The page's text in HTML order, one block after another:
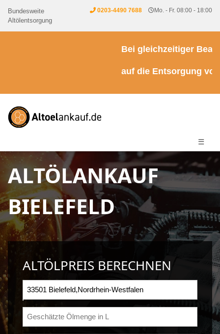
Bundesweite
Altölentsorgung
0203-4490 7688 Mo. - Fr. 08:00 - 18:00
Bei gleichzeitiger
auf die Entsorgung von
☰
ALTÖLANKAUF
BIELEFELD
ALTÖLPREIS BERECHNEN